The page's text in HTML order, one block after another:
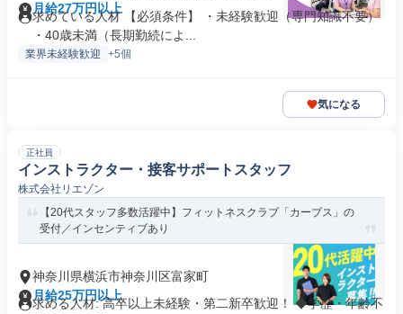
月給27万円以上
求めている人材 【必須条件】 ・未経験歓迎（専門知識不要）
・40歳未満（長期勤続によ...
業界未経験歓迎 +5個
気になる
正社員
インストラクター・接客サポートスタッフ
株式会社リエゾン
【20代スタッフ多数活躍中】フィットネスクラブ「カーブス」の
受付／インセンティブあり
神奈川県横浜市神奈川区富家町
月給25万円以上
求める人材: 高卒以上未経験・第二新卒歓迎！ ◆学歴・年齢不